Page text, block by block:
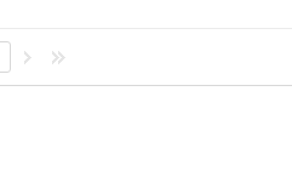
금지를 해석하기 위한 원칙 140
령은 모든 사람을 전반적으로 상
자기를 표준으로 다른 사람들을